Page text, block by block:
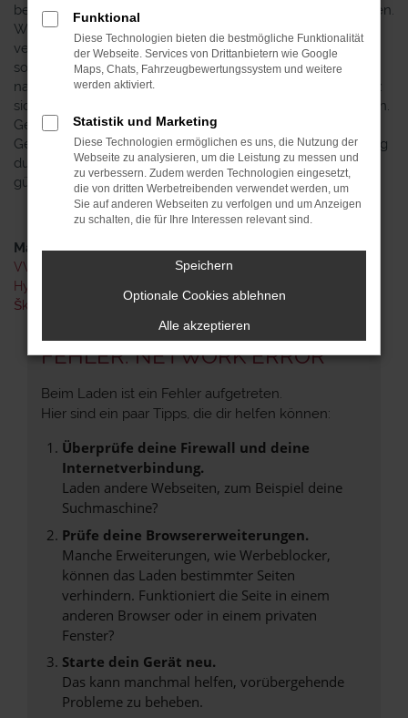
besonderen Service eines Mehrmarken- Autohauses freuen.
Was das bedeutet? Vor allem, dass wir nicht vertraglich
verpflichtet sind, Hyundai Gebrauchtwagen zu verkaufen,
sondern dies aus voller Überzeugung tun. Wir führen
natürlich auch noch andere Marken und finden somit ganz
sicher das passende Auto für Sie und Ihre Mobilität in Berlin.
Gerne nehmen wir in diesem Kontext Ihren aktuellen
Gebrauchten in Zahlung und ebnen Ihnen zudem den Weg
durch eine clevere kalkulierte Finanzierung mit monatlich
günstigen Raten.
Marken
VW
Hyundai
Škoda
FEHLER: NETWORK ERROR
Beim Laden ist ein Fehler aufgetreten.
Hier sind ein paar Tipps, die dir helfen können:
Überprüfe deine Firewall und deine
Internetverbindung.
Laden andere Webseiten, zum Beispiel deine
Suchmaschine?
Prüfe deine Browsererweiterungen.
Manche Erweiterungen, wie Werbeblocker,
können das Laden bestimmter Seiten
verhindern. Funktioniert die Seite in einem
anderen Browser oder in einem privaten
Fenster?
Starte dein Gerät neu.
Das kann manchmal helfen, vorübergehende
Probleme zu beheben.
Funktional
Diese Technologien bieten die bestmögliche Funktionalität
der Webseite. Services von Drittanbietern wie Google
Maps, Chats, Fahrzeugbewertungssystem und weitere
werden aktiviert.
Statistik und Marketing
Diese Technologien ermöglichen es uns, die Nutzung der
Webseite zu analysieren, um die Leistung zu messen und
zu verbessern. Zudem werden Technologien eingesetzt,
die von dritten Werbetreibenden verwendet werden, um
Sie auf anderen Webseiten zu verfolgen und um Anzeigen
zu schalten, die für Ihre Interessen relevant sind.
Speichern
Optionale Cookies ablehnen
Alle akzeptieren